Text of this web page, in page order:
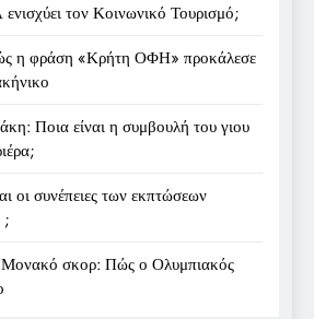
τον Κοινωνικό Τουρισμό;
η φράση «Κρήτη ΟΦΗ» προκάλεσε
Ποια είναι η συμβουλή του γιου
οι συνέπειες των εκπτώσεων
;
σκορ: Πώς ο Ολυμπιακός